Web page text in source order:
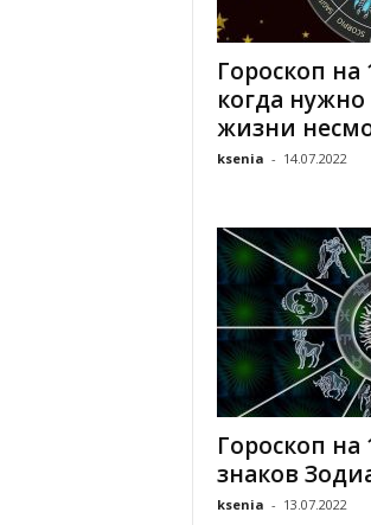
Гороскоп
когда нужно
жизни
ksenia - 14.07.2022
Гороскоп на
знаков
ksenia - 13.07.2022